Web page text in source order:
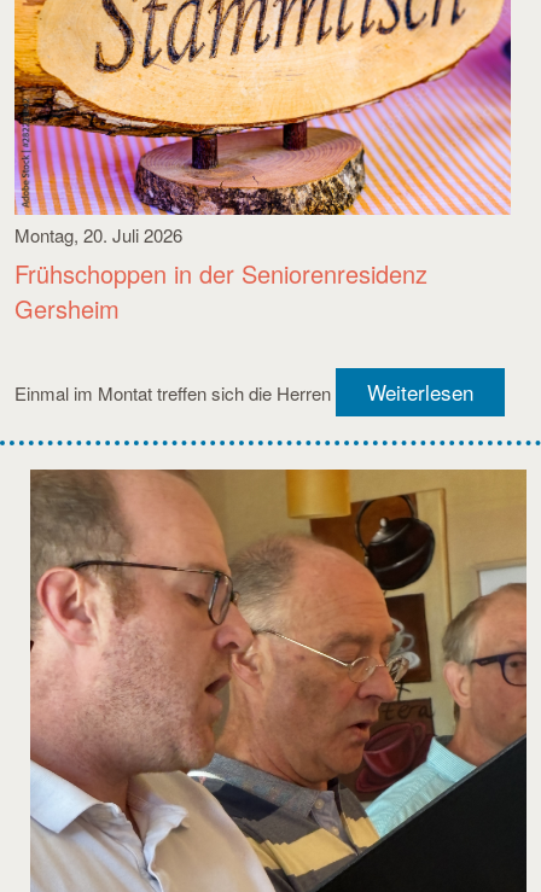
Montag, 20. Juli 2026
Frühschoppen in der Seniorenresidenz
Gersheim
Einmal im Montat treffen sich die Herren Weiterlesen